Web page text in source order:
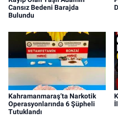
Cansız Bedeni Barajda
Bulundu
Kahramanmaraş’ta Narkotik
Operasyonlarında 6 Şüpheli
Tutuklandı